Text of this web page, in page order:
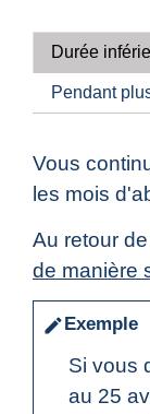
Durée
Pendant
Vous
les mois
Au retour
de manière
edit Exemple
Si vous
au 25